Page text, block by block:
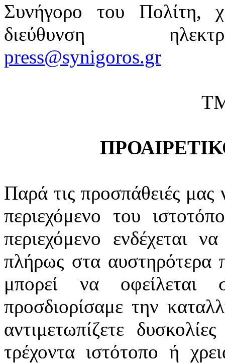
Συνήγορο του Πολίτη,
διεύθυνση
press@synigoros.gr
Παρά τις προσπάθειές μας
περιεχόμενο του
περιεχόμενο ενδέχεται
πλήρως στα αυστηρότερα
μπορεί να
προσδιορίσαμε την
αντιμετωπίζετε
τρέχοντα ιστότοπο ή